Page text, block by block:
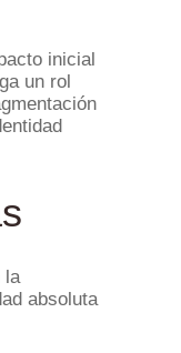
inicial
un rol
la
absoluta